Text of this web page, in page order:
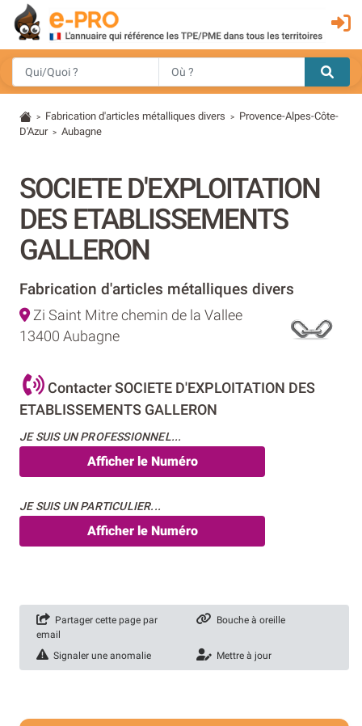
> Fabrication d'articles métalliques divers > Provence-Alpes-Côte-
D'Azur > Aubagne
SOCIETE D'EXPLOITATION
DES ETABLISSEMENTS
GALLERON
Fabrication d'articles métalliques divers
Zi Saint Mitre chemin de la Vallee
13400 Aubagne
Contacter SOCIETE D'EXPLOITATION DES
ETABLISSEMENTS GALLERON
JE SUIS UN PROFESSIONNEL...
Afficher le Numéro
JE SUIS UN PARTICULIER...
Afficher le Numéro
Partager cette page par
email
Bouche à oreille
Signaler une anomalie Mettre à jour